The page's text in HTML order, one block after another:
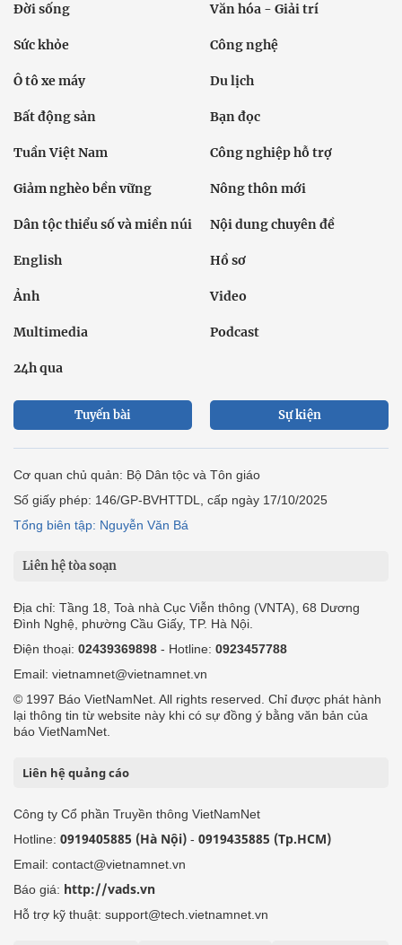
Đời sống Văn hóa - Giải trí
Sức khỏe Công nghệ
Ô tô xe máy Du lịch
Bất động sản Bạn đọc
Tuần Việt Nam Công nghiệp hỗ trợ
Giảm nghèo bền vững Nông thôn mới
Dân tộc thiểu số và miền núi Nội dung chuyên đề
English Hồ sơ
Ảnh Video
Multimedia Podcast
24h qua
Tuyến bài Sự kiện
Cơ quan chủ quản: Bộ Dân tộc và Tôn giáo
Số giấy phép: 146/GP-BVHTTDL, cấp ngày 17/10/2025
Tổng biên tập: Nguyễn Văn Bá
Liên hệ tòa soạn
Địa chỉ: Tầng 18, Toà nhà Cục Viễn thông (VNTA), 68 Dương
Đình Nghệ, phường Cầu Giấy, TP. Hà Nội.
Điện thoại: 02439369898 - Hotline: 0923457788
Email: vietnamnet@vietnamnet.vn
© 1997 Báo VietNamNet. All rights reserved. Chỉ được phát hành
lại thông tin từ website này khi có sự đồng ý bằng văn bản của
báo VietNamNet.
Liên hệ quảng cáo
Công ty Cổ phần Truyền thông VietNamNet
Hotline: 0919405885 (Hà Nội) - 0919435885 (Tp.HCM)
Email: contact@vietnamnet.vn
Báo giá: http://vads.vn
Hỗ trợ kỹ thuật: support@tech.vietnamnet.vn